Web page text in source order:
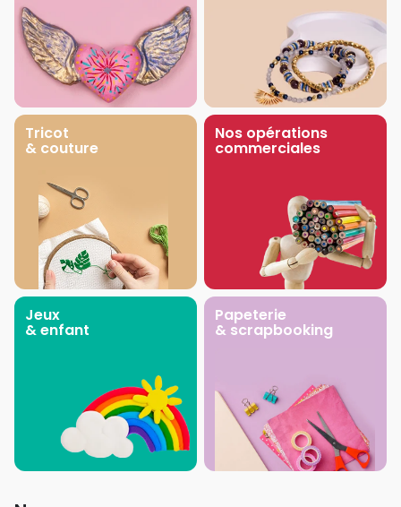
Tricot
& couture
Nos opérations
commerciales
Jeux
& enfant
Papeterie
& scrapbooking